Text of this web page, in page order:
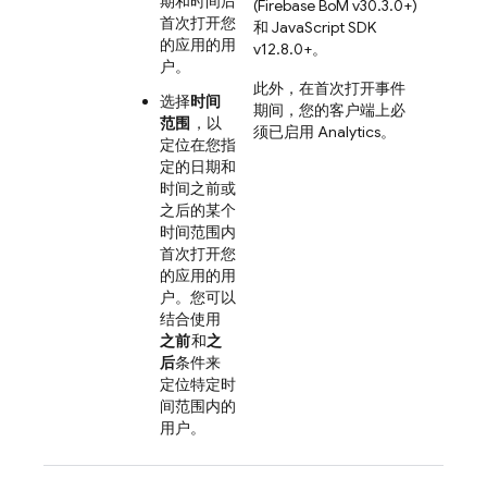
首次打开您
的应用的用
户。
选择时间
范围 ，以
定位在您指
定的日期和
时间之前或
之后的某个
时间范围内
首次打开您
的应用的用
户。您可以
结合使用
之前和之
后条件来
定位特定时
间范围内的
用户。
(Firebase BoM v30.3.0+)
和 JavaScript SDK
v12.8.0+。
此外，在首次打开事件
期间，您的客户端上必
须已启用 Analytics。